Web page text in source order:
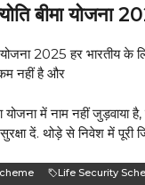
बीमा योजना
योजना 2025 हर
कम नहीं है और
में नाम नहीं जुड़वाया
दें. थोड़े से निवेश में पूरी
Life Security